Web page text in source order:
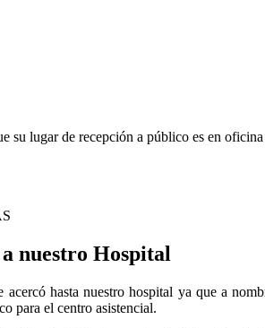
su lugar de recepción a público es en
nuestro Hospital
hasta nuestro hospital ya que a
para el centro asistencial.